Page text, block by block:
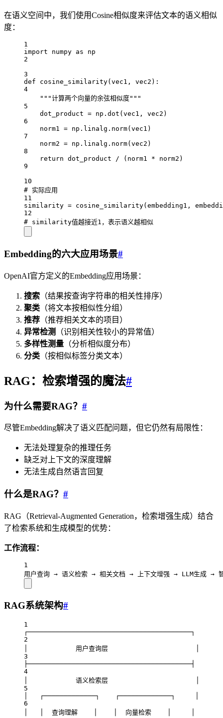
在语义空间中，我们使用Cosine相似度来评估文本的语义相似
度：
1
import numpy as np
2
3
def
cosine_similarity(vec1, vec2):
4
"""计算两个向量的余弦相似度"""
5
dot_product = np.dot(vec1, vec2)
6
norm1 = np.linalg.norm(vec1)
7
norm2 = np.linalg.norm(vec2)
8
return dot_product / (norm1 * norm2)
9
10
# 实际应用
11
similarity = cosine_similarity(embedding1,
12
# similarity值越接近1，表示语义越相似
Embedding的六大应用场景#
OpenAI官方定义的Embedding应用场景：
搜索 （结果按查询字符串的相关性排序）
聚类 （将文本按相似性分组）
推荐 （推荐相关文本的项目）
异常检测
（识别相关性较小的异常值）
多样性测量 （分析相似度分布）
分类 （按相似标签分类文本）
RAG：检索增强的魔法#
为什么需要RAG？ #
尽管Embedding解决了语义匹配问题，但它仍然有局限性：
无法处理复杂的推理任务
缺乏对上下文的深度理解
无法生成自然语言回复
什么是RAG？ #
RAG（Retrieval-Augmented Generation，检索增强生成）结合
了检索系统和生成模型的优势：
工作流程：
1
用户查询 → 语义检索 → 相关文档 → 上下文增强 → LLM生成 →
RAG系统架构#
1
┌─────────────────────────────────────────┐
2
│            用户查询层                      │
3
├─────────────────────────────────────────┤
4
│            语义检索层                      │
5
│   ┌─────────────┐    ┌─────────────┐     │
6
│   │  查询理解    │    │  向量检索    │     │